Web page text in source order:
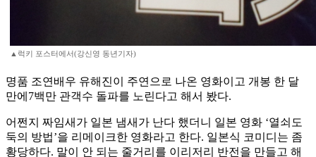
▲럭키 포스터에서(강신영 동년기자)
명품 조연배우 유해진이 주연으로 나온 영화이고 개봉 한 달
만에7백만 관객수 돌파를 노린다고 해서 봤다.
어쩐지 짜임새가 일본 냄새가 난다 했더니 일본 영화 ‘열쇠도
둑의 방법’을 리메이크한 영화라고 한다. 일본식 코미디는 좀
황당하다. 말이 안 되는 줄거리를 이리저리 반전을 만들고 해